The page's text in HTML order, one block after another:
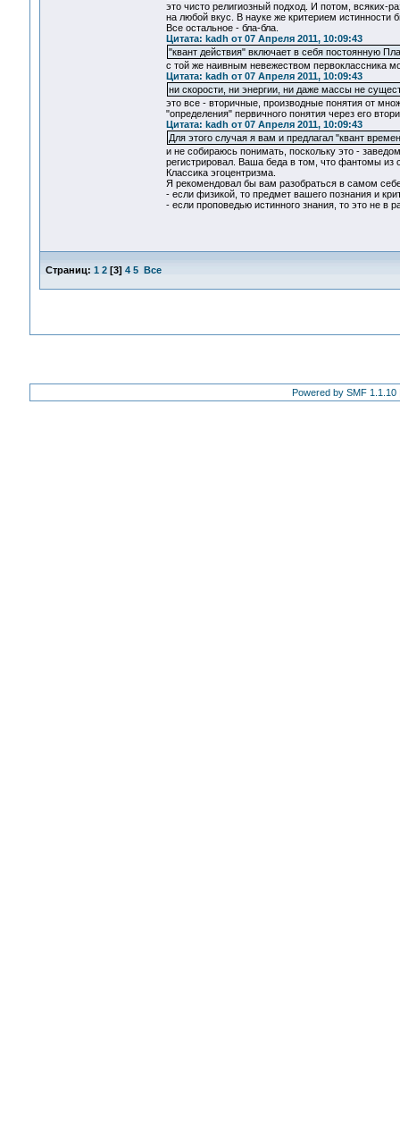
это чисто религиозный подход. И потом, всяких-
на любой вкус. В науке же критерием истинности
Все остальное - бла-бла.
Цитата: kadh от 07 Апреля 2011, 10:09:43
"квант действия" включает в себя постоянную
с той же наивным невежеством первоклассника
Цитата: kadh от 07 Апреля 2011, 10:09:43
ни скорости, ни энергии, ни даже массы не
это все - вторичные, производные понятия от
"определения" первичного понятия через его
Цитата: kadh от 07 Апреля 2011, 10:09:43
Для этого случая я вам и предлагал "квант
и не собираюсь понимать, поскольку это -
регистрировал. Ваша беда в том, что фантомы из
Классика эгоцентризма.
Я рекомендовал бы вам разобраться в самом
- если физикой, то предмет вашего познания и
- если проповедью истинного знания, то это не в
Страниц: 1 2[3] 4 5 Все
Powered by SMF 1.1.10